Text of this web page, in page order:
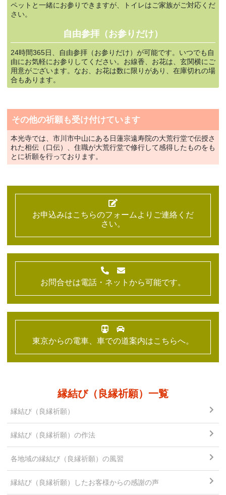
ペットと一緒にお参りできますが、トイレはご家族がご対応くだ
さい。
自由参拝（お参りだけ）
24時間365日、自由参拝（お参りだけ）が可能です。いつでも自
由にお気軽にお参りしてください。お線香、お花は、玄関横にご
用意がございます。なお、お花は数に限りがあり、在庫切れの場
合もあります。
その他の祈願も受け付けています
本光寺では、市川市中山にある日蓮宗遠寿院の大荒行堂で伝授さ
れた相伝（口伝）、 住職が大荒行堂で修行して感得したものをも
とに祈願を行っております。
お申込みはこちらのフォームよりご連絡くだ
さい。
お問合せは電話・ネットから可能です。
東京からの電車、車での道案内はこちらへ。
縁結び（良縁祈願）一覧
縁結び（良縁祈願）
縁結び（良縁祈願）の作法
各地域の縁結び（良縁祈願） の風習
縁結び（良縁祈願）したお客様からの感謝の声